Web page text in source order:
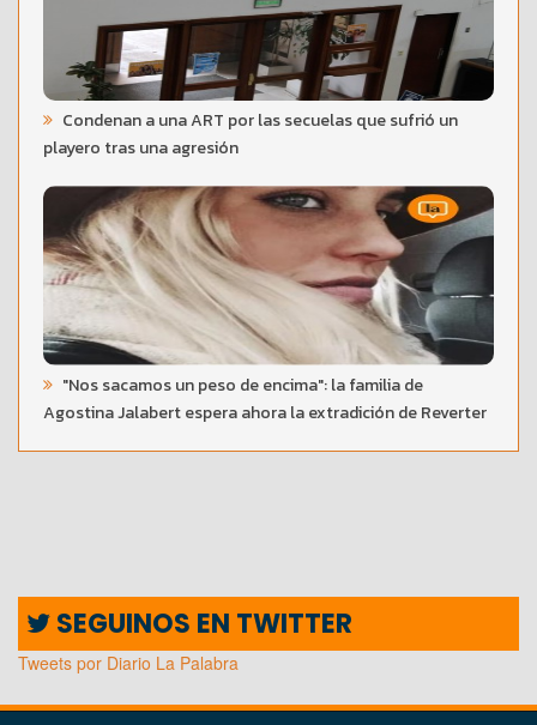
Condenan a una ART por las secuelas que sufrió un
playero tras una agresión
"Nos sacamos un peso de encima": la familia de
Agostina Jalabert espera ahora la extradición de Reverter
SEGUINOS EN TWITTER
Tweets por Diario La Palabra